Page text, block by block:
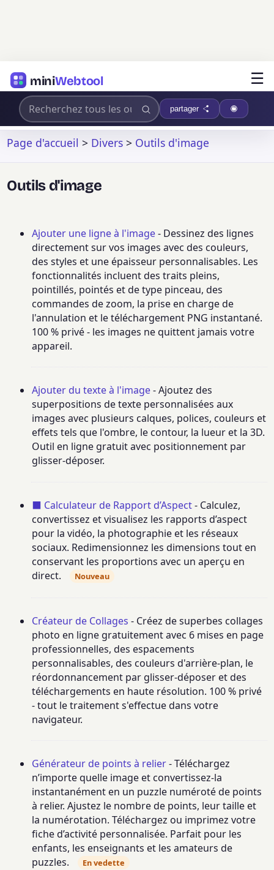
miniWebtool ☰
partager
Page d'accueil > Divers > Outils d'image
Outils d'image
Ajouter une ligne à l'image- Dessinez des lignes
directement sur vos images avec des couleurs,
des styles et une épaisseur personnalisables. Les
fonctionnalités incluent des traits pleins,
pointillés, pointés et de type pinceau, des
commandes de zoom, la prise en charge de
l'annulation et le téléchargement PNG instantané.
100 % privé - les images ne quittent jamais votre
appareil.
Ajouter du texte à l'image- Ajoutez des
superpositions de texte personnalisées aux
images avec plusieurs calques, polices, couleurs et
effets tels que l'ombre, le contour, la lueur et la 3D.
Outil en ligne gratuit avec positionnement par
glisser-déposer.
⬛ Calculateur de Rapport d’Aspect- Calculez,
convertissez et visualisez les rapports d’aspect
pour la vidéo, la photographie et les réseaux
sociaux. Redimensionnez les dimensions tout en
conservant les proportions avec un aperçu en
direct.
Nouveau
Créateur de Collages - Créez de superbes collages
photo en ligne gratuitement avec 6 mises en page
professionnelles, des espacements
personnalisables, des couleurs d'arrière-plan, le
réordonnancement par glisser-déposer et des
téléchargements en haute résolution. 100 % privé
- tout le traitement s'effectue dans votre
navigateur.
Générateur de points à relier- Téléchargez
n’importe quelle image et convertissez-la
instantanément en un puzzle numéroté de points
à relier. Ajustez le nombre de points, leur taille et
la numérotation. Téléchargez ou imprimez votre
fiche d’activité personnalisée. Parfait pour les
enfants, les enseignants et les amateurs de
puzzles.
En vedette